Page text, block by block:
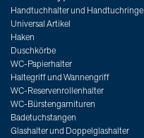
Handtuchhalter und Handtuchringe
Universal Artikel
Haken
Duschkörbe
WC-Papierhalter
Haltegriff und Wannengriff
WC-Reservenrollenhalter
WC-Bürstengarnituren
Badetuchstangen
Glashalter und Doppelglashalter